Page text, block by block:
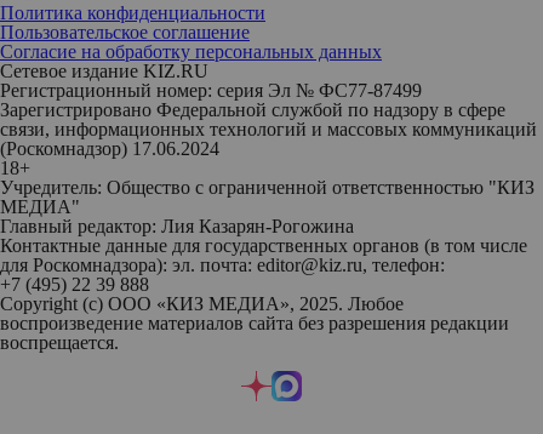
Политика конфиденциальности
Пользовательское соглашение
Согласие на обработку персональных данных
Сетевое издание KIZ.RU
Регистрационный номер: серия Эл № ФС77-87499
Зарегистрировано Федеральной службой по надзору в сфере
связи, информационных технологий и массовых коммуникаций
(Роскомнадзор) 17.06.2024
18+
Учредитель: Общество с ограниченной ответственностью "КИЗ
МЕДИА"
Главный редактор: Лия Казарян-Рогожина
Контактные данные для государственных органов (в том числе
для Роскомнадзора): эл. почта: editor@kiz.ru, телефон:
+7 (495) 22 39 888
Copyright (с) ООО «КИЗ МЕДИА», 2025. Любое
воспроизведение материалов сайта без разрешения редакции
воспрещается.